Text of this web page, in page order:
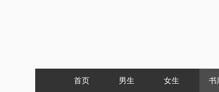
首页 男生 女生 书